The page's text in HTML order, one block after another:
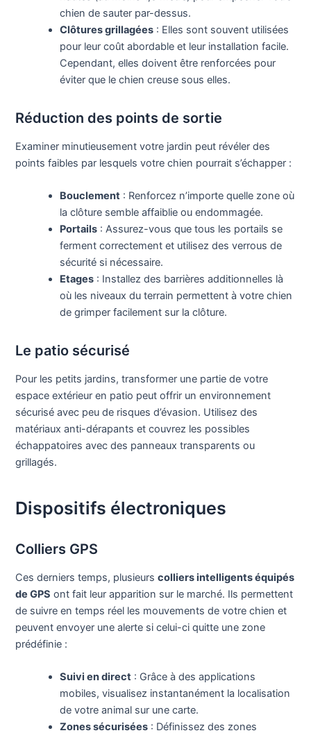
chien de sauter par-dessus.
Clôtures grillagées : Elles sont souvent utilisées
pour leur coût abordable et leur installation facile.
Cependant, elles doivent être renforcées pour
éviter que le chien creuse sous elles.
Réduction des points de sortie
Examiner minutieusement votre jardin peut révéler des
points faibles par lesquels votre chien pourrait s’échapper :
Bouclement : Renforcez n’importe quelle zone où
la clôture semble affaiblie ou endommagée.
Portails : Assurez-vous que tous les portails se
ferment correctement et utilisez des verrous de
sécurité si nécessaire.
Etages : Installez des barrières additionnelles là
où les niveaux du terrain permettent à votre chien
de grimper facilement sur la clôture.
Le patio sécurisé
Pour les petits jardins, transformer une partie de votre
espace extérieur en patio peut offrir un environnement
sécurisé avec peu de risques d’évasion. Utilisez des
matériaux anti-dérapants et couvrez les possibles
échappatoires avec des panneaux transparents ou
grillagés.
Dispositifs électroniques
Colliers GPS
Ces derniers temps, plusieurscolliers intelligents équipés
de GPS ont fait leur apparition sur le marché. Ils permettent
de suivre en temps réel les mouvements de votre chien et
peuvent envoyer une alerte si celui-ci quitte une zone
prédéfinie :
Suivi en direct : Grâce à des applications
mobiles, visualisez instantanément la localisation
de votre animal sur une carte.
Zones sécurisées : Définissez des zones